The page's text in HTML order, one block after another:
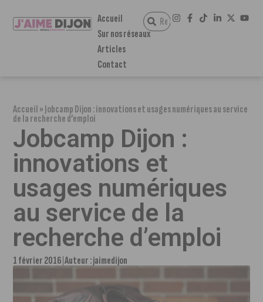
Accueil
Sur nos réseaux
Articles
Contact
Accueil»Jobcamp Dijon : innovations et usages numériques au service
de la recherche d’emploi
Jobcamp Dijon :
innovations et
usages numériques
au service de la
recherche d’emploi
1 février 2016 Auteur :jaimedijon